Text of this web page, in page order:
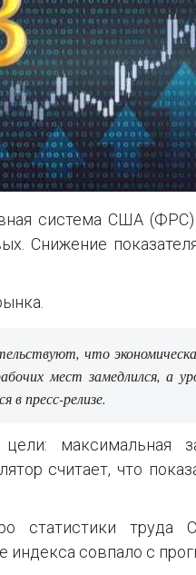
система США
Снижение
что
мест замедлился, а
в пресс-релизе.
максимальная
считает, что
статистики труда
совпало с